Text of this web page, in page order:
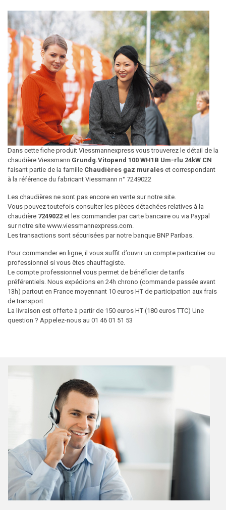
Dans cette fiche produit Viessmannexpress vous trouverez le détail de la
chaudière Viessmann Grundg.Vitopend 100 WH1B Um-rlu 24kW CN
faisant partie de la famille Chaudières gaz murales et correspondant
à la référence du fabricant Viessmann n° 7249022
Les chaudières ne sont pas encore en vente sur notre site.
Vous pouvez toutefois consulter les pièces détachées relatives à la
chaudière 7249022 et les commander par carte bancaire ou via Paypal
sur notre site www.viessmannexpress.com.
Les transactions sont sécurisées par notre banque BNP Paribas.
Pour commander en ligne, il vous suffit d’ouvrir un compte particulier ou
professionnel si vous êtes chauffagiste.
Le compte professionnel vous permet de bénéficier de tarifs
préférentiels. Nous expédions en 24h chrono (commande passée avant
13h) partout en France moyennant 10 euros HT de participation aux frais
de transport.
La livraison est offerte à partir de 150 euros HT (180 euros TTC) Une
question ? Appelez-nous au 01 46 01 51 53